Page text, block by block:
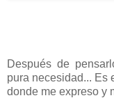
Después de
pura necesidad... Es
donde me expreso y